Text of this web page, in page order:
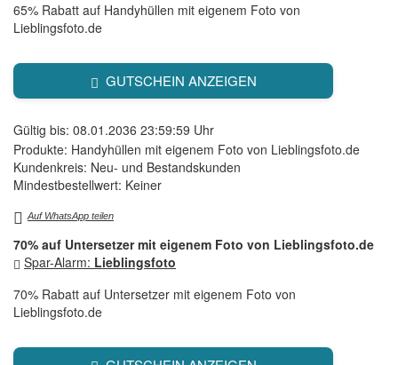
65% Rabatt auf Handyhüllen mit eigenem Foto von
Lieblingsfoto.de
GUTSCHEIN ANZEIGEN
Gültig bis: 08.01.2036 23:59:59 Uhr
Produkte: Handyhüllen mit eigenem Foto von Lieblingsfoto.de
Kundenkreis: Neu- und Bestandskunden
Mindestbestellwert: Keiner
Auf WhatsApp teilen
70% auf Untersetzer mit eigenem Foto von Lieblingsfoto.de
Spar-Alarm: Lieblingsfoto
70% Rabatt auf Untersetzer mit eigenem Foto von
Lieblingsfoto.de